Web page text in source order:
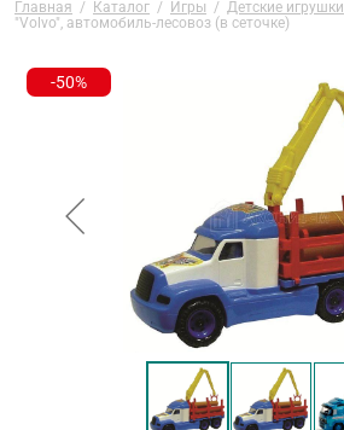
Главная / Каталог / Игры / Детские игрушки
"Volvo", автомобиль-лесовоз (в сеточке)
-50%